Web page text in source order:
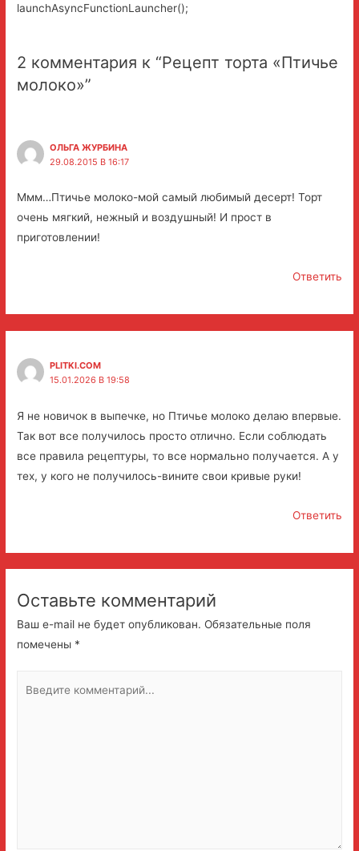
launchAsyncFunctionLauncher();
2 комментария к “Рецепт торта «Птичье
молоко»”
ОЛЬГА ЖУРБИНА
29.08.2015 В 16:17
Ммм…Птичье молоко-мой самый любимый десерт! Торт
очень мягкий, нежный и воздушный! И прост в
приготовлении!
Ответить
PLITKI.COM
15.01.2026 В 19:58
Я не новичок в выпечке, но Птичье молоко делаю впервые.
Так вот все получилось просто отлично. Если соблюдать
все правила рецептуры, то все нормально получается. А у
тех, у кого не получилось-вините свои кривые руки!
Ответить
Оставьте комментарий
Ваш e-mail не будет опубликован. Обязательные поля
помечены *
комментарий...